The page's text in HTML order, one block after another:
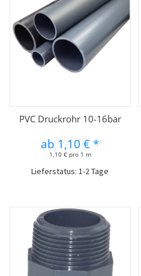
PVC Druckrohr 10-16bar
ab 1,10 € *
1,10 € pro 1 m
Lieferstatus: 1-2 Tage